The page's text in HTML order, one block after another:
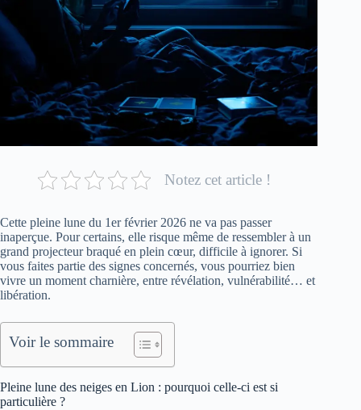
Notez cet article !
Cette pleine lune du 1er février 2026 ne va pas passer
inaperçue. Pour certains, elle risque même de ressembler à un
grand projecteur braqué en plein cœur, difficile à ignorer. Si
vous faites partie des signes concernés, vous pourriez bien
vivre un moment charnière, entre révélation, vulnérabilité… et
libération.
Voir le sommaire
Pleine lune des neiges en Lion : pourquoi celle-ci est si
particulière ?